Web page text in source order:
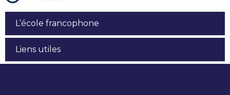
L’école francophone
Liens utiles